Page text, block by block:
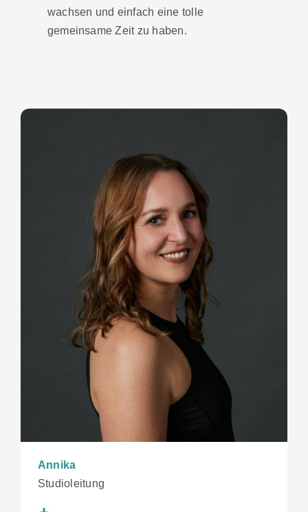
wachsen und einfach eine tolle
gemeinsame Zeit zu haben.
Annika
Studioleitung